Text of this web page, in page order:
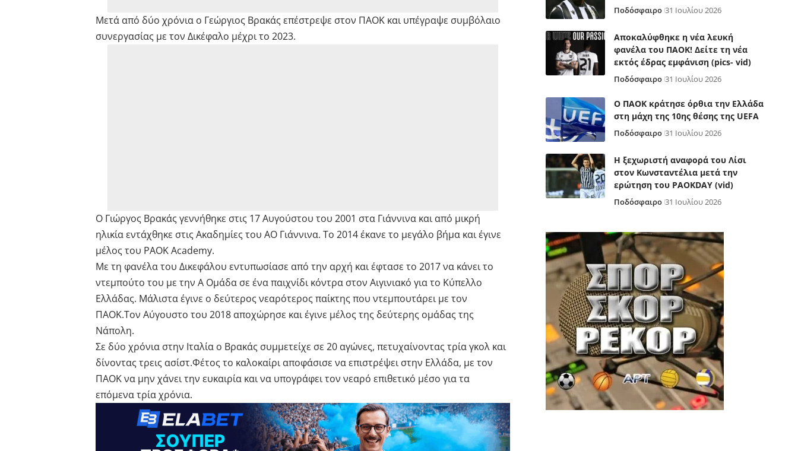
Μετά από δύο χρόνια ο Γεώργιος Βρακάς επέστρεψε στον ΠΑΟΚ και υπέγραψε συμβόλαιο
συνεργασίας με τον Δικέφαλο μέχρι το 2023.
O Γιώργος Βρακάς γεννήθηκε στις 17 Αυγούστου του 2001 στα Γιάννινα και από μικρή
ηλικία εντάχθηκε στις Ακαδημίες του ΑΟ Γιάννινα. Το 2014 έκανε το μεγάλο βήμα και έγινε
μέλος του PAOK Academy.
Με τη φανέλα του Δικεφάλου εντυπωσίασε από την αρχή και έφτασε το 2017 να κάνει το
ντεμπούτο του με την Α Ομάδα σε ένα παιχνίδι κόντρα στον Αιγινιακό για το Κύπελλο
Ελλάδας. Μάλιστα έγινε ο δεύτερος νεαρότερος παίκτης που ντεμπουτάρει με τον
ΠΑΟΚ.Τον Αύγουστο του 2018 αποχώρησε και έγινε μέλος της δεύτερης ομάδας της
Νάπολη.
Σε δύο χρόνια στην Ιταλία ο Βρακάς συμμετείχε σε 20 αγώνες, πετυχαίνοντας τρία γκολ και
δίνοντας τρεις ασίστ.Φέτος το καλοκαίρι αποφάσισε να επιστρέψει στην Ελλάδα, με τον
ΠΑΟΚ να μην χάνει την ευκαιρία και να υπογράφει τον νεαρό επιθετικό μέσο για τα
επόμενα τρία χρόνια.
Ποδόσφαιρο 31 Ιουλίου 2026
Αποκαλύφθηκε η νέα λευκή
φανέλα του ΠΑΟΚ! Δείτε τη νέα
εκτός έδρας εμφάνιση (pics- vid)
Ποδόσφαιρο 31 Ιουλίου 2026
Ο ΠΑΟΚ κράτησε όρθια την Ελλάδα
στη μάχη της 10ης θέσης της UEFA
Ποδόσφαιρο 31 Ιουλίου 2026
Η ξεχωριστή αναφορά του Λίσι
στον Κωνσταντέλια μετά την
ερώτηση του PAOKDAY (vid)
Ποδόσφαιρο 31 Ιουλίου 2026